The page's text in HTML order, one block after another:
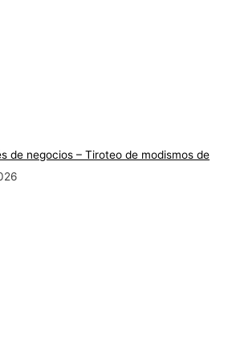
de negocios – Tiroteo de modismos de